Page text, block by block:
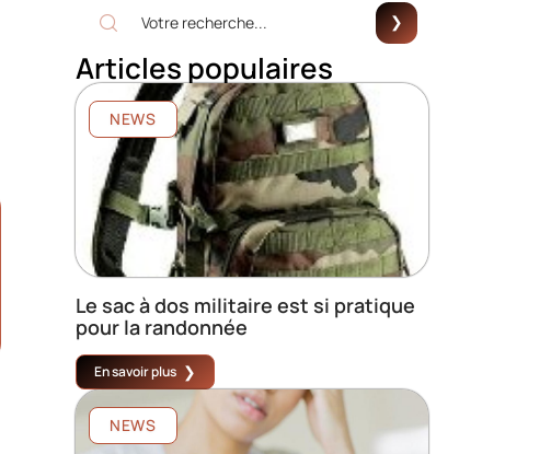
Articles populaires
NEWS
Le sac à dos militaire est si pratique
pour la randonnée
En savoir plus
NEWS